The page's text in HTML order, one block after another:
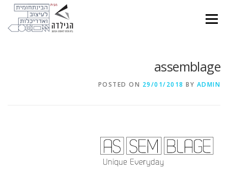
content
Menu
assemblage
POSTED ON 29/01/2018 BY ADMIN